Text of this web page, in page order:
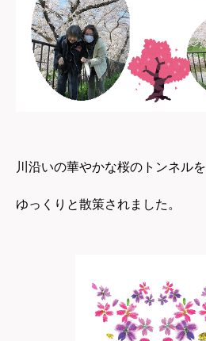
川沿いの華やかな桜のトンネルを
ゆっくりと散策されました。